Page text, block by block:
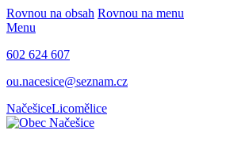
Rovnou na obsah Rovnou na menu
Menu
602 624 607
ou.nacesice@seznam.cz
NačešiceLicomělice